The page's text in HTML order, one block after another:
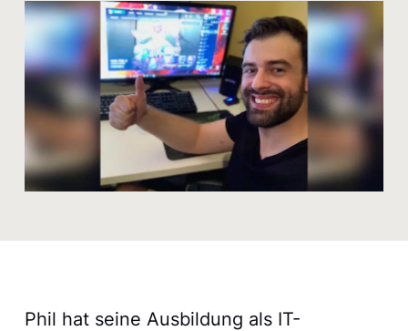
Phil hat seine Ausbildung als IT-